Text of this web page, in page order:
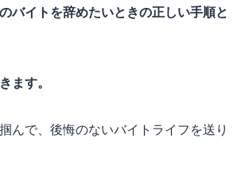
バイトを辞めたいときの正しい手順と
ます。
んで、後悔のないバイトライフを送り